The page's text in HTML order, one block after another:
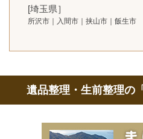
[埼玉県］
所沢市｜入間市｜挟山市｜飯生市
遺品整理・生前整理の